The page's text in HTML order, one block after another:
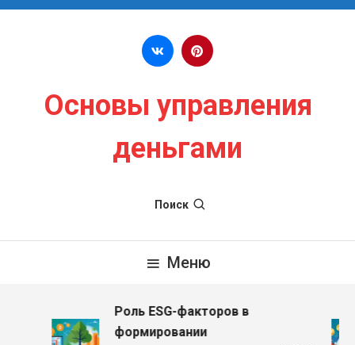
Перейти к содержимому
Основы управления
деньгами
Поиск
Меню
Роль ESG-факторов в
формировании